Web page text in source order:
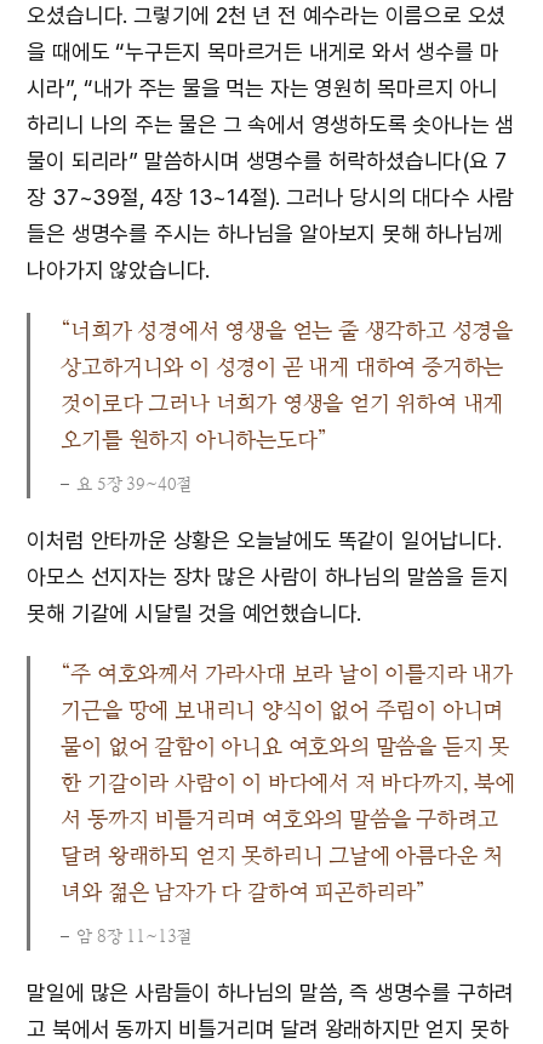
오셨습니다. 그렇기에 2천 년 전 예수라는 이름으로 오셨
을 때에도 “누구든지 목마르거든 내게로 와서 생수를 마
시라”, “내가 주는 물을 먹는 자는 영원히 목마르지 아니
하리니 나의 주는 물은 그 속에서 영생하도록 솟아나는 샘
물이 되리라” 말씀하시며 생명수를 허락하셨습니다(요 7
장 37~39절, 4장 13~14절). 그러나 당시의 대다수 사람
들은 생명수를 주시는 하나님을 알아보지 못해 하나님께
나아가지 않았습니다.
“너희가 성경에서 영생을 얻는 줄 생각하고 성경을
상고하거니와 이 성경이 곧 내게 대하여 증거하는
것이로다 그러나 너희가 영생을 얻기 위하여 내게
오기를 원하지 아니하는도다”
요 5장 39~40절
이처럼 안타까운 상황은 오늘날에도 똑같이 일어납니다.
아모스 선지자는 장차 많은 사람이 하나님의 말씀을 듣지
못해 기갈에 시달릴 것을 예언했습니다.
“주 여호와께서 가라사대 보라 날이 이를지라 내가
기근을 땅에 보내리니 양식이 없어 주림이 아니며
물이 없어 갈함이 아니요 여호와의 말씀을 듣지 못
한 기갈이라 사람이 이 바다에서 저 바다까지, 북에
서 동까지 비틀거리며 여호와의 말씀을 구하려고
달려 왕래하되 얻지 못하리니 그날에 아름다운 처
녀와 젊은 남자가 다 갈하여 피곤하리라”
암 8장 11~13절
말일에 많은 사람들이 하나님의 말씀, 즉 생명수를 구하려
고 북에서 동까지 비틀거리며 달려 왕래하지만 얻지 못하